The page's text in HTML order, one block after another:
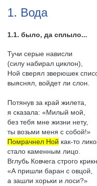
1. Вода
1.1. было, да сплыло...
Тучи серые нависли
(силу набирал циклон),
Ной сверял зверюшек
выяснял, войдет ли слон.
Потянув за край жилета,
я сказала: «Милый мой,
без тебя мне жизни нету,
ты возьми меня с собой!»
Помрачнел Ной как-то
стало каменным лицо.
Вглубь Ковчега строго
«А пришли баран с овцой,
а зашли хорьки и лоси?»